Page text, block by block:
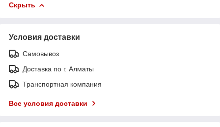
Скрыть
Условия доставки
Самовывоз
Доставка по г. Алматы
Транспортная компания
Все условия доставки